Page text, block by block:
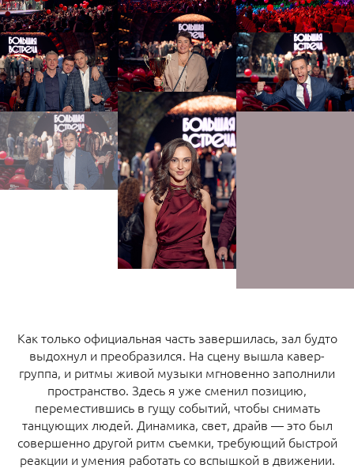
Как только официальная часть завершилась, зал будто
выдохнул и преобразился. На сцену вышла кавер-
группа, и ритмы живой музыки мгновенно заполнили
пространство. Здесь я уже сменил позицию,
переместившись в гущу событий, чтобы снимать
танцующих людей. Динамика, свет, драйв — это был
совершенно другой ритм съемки, требующий быстрой
реакции и умения работать со вспышкой в движении.